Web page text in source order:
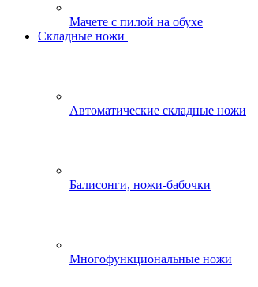
Мачете с пилой на обухе
Складные ножи
Автоматические складные ножи
Балисонги, ножи-бабочки
Многофункциональные ножи